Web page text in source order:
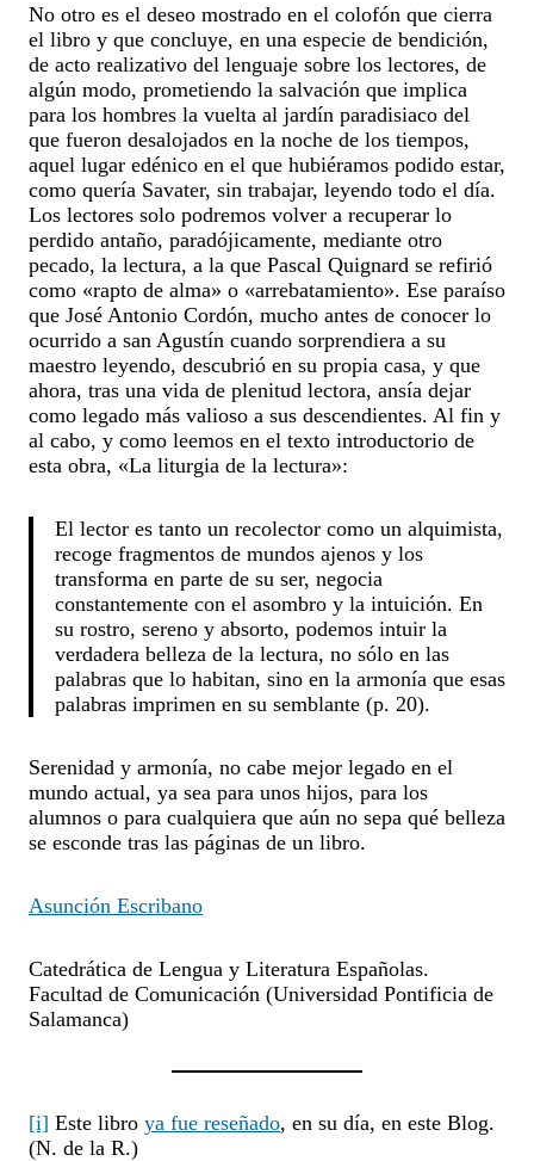
No otro es el deseo mostrado en el colofón que cierra
el libro y que concluye, en una especie de bendición,
de acto realizativo del lenguaje sobre los lectores, de
algún modo, prometiendo la salvación que implica
para los hombres la vuelta al jardín paradisiaco del
que fueron desalojados en la noche de los tiempos,
aquel lugar edénico en el que hubiéramos podido estar,
como quería Savater, sin trabajar, leyendo todo el día.
Los lectores solo podremos volver a recuperar lo
perdido antaño, paradójicamente, mediante otro
pecado, la lectura, a la que Pascal Quignard se refirió
como «rapto de alma» o «arrebatamiento». Ese paraíso
que José Antonio Cordón, mucho antes de conocer lo
ocurrido a san Agustín cuando sorprendiera a su
maestro leyendo, descubrió en su propia casa, y que
ahora, tras una vida de plenitud lectora, ansía dejar
como legado más valioso a sus descendientes. Al fin y
al cabo, y como leemos en el texto introductorio de
esta obra, «La liturgia de la lectura»:
El lector es tanto un recolector como un alquimista,
recoge fragmentos de mundos ajenos y los
transforma en parte de su ser, negocia
constantemente con el asombro y la intuición. En
su rostro, sereno y absorto, podemos intuir la
verdadera belleza de la lectura, no sólo en las
palabras que lo habitan, sino en la armonía que esas
palabras imprimen en su semblante (p. 20).
Serenidad y armonía, no cabe mejor legado en el
mundo actual, ya sea para unos hijos, para los
alumnos o para cualquiera que aún no sepa qué belleza
se esconde tras las páginas de un libro.
Asunción Escribano
Catedrática de Lengua y Literatura Españolas.
Facultad de Comunicación (Universidad Pontificia de
Salamanca)
[i] Este libro ya fue reseñado, en su día, en este Blog.
(N. de la R.)